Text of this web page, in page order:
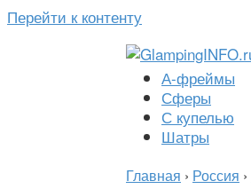
Перейти к контенту
А-фреймы
Сферы
С купелью
Шатры
Главная › Россия ›